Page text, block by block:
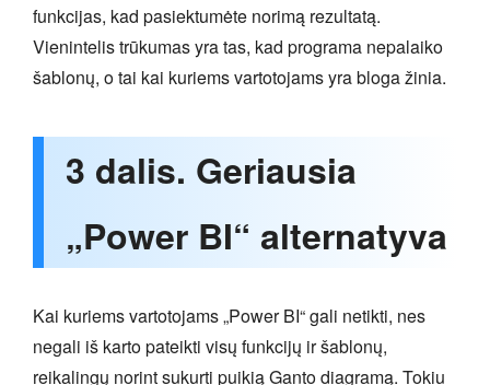
funkcijas, kad pasiektumėte norimą rezultatą.
Vienintelis trūkumas yra tas, kad programa nepalaiko
šablonų, o tai kai kuriems vartotojams yra bloga žinia.
3 dalis. Geriausia
„Power BI“ alternatyva
Kai kuriems vartotojams „Power BI“ gali netikti, nes
negali iš karto pateikti visų funkcijų ir šablonų,
reikalingų norint sukurti puikią Ganto diagramą. Tokiu